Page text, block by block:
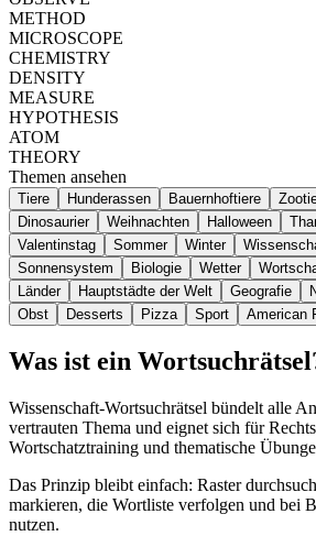
METHOD
MICROSCOPE
CHEMISTRY
DENSITY
MEASURE
HYPOTHESIS
ATOM
THEORY
Themen ansehen
Tiere Hunderassen Bauernhoftiere
Dinosaurier
Weihnachten Halloween
Valentinstag
Sommer Winter
Sonnensystem
Biologie Wetter
Länder
Hauptstädte der Welt Geografie
Obst
Desserts Pizza Sport American
Was ist ein
Wissenschaft-Wortsuchrätsel bündelt alle
vertrauten Thema und eignet sich für
Wortschatztraining und thematische
Das Prinzip bleibt einfach: Raster
markieren, die Wortliste verfolgen und bei
nutzen.